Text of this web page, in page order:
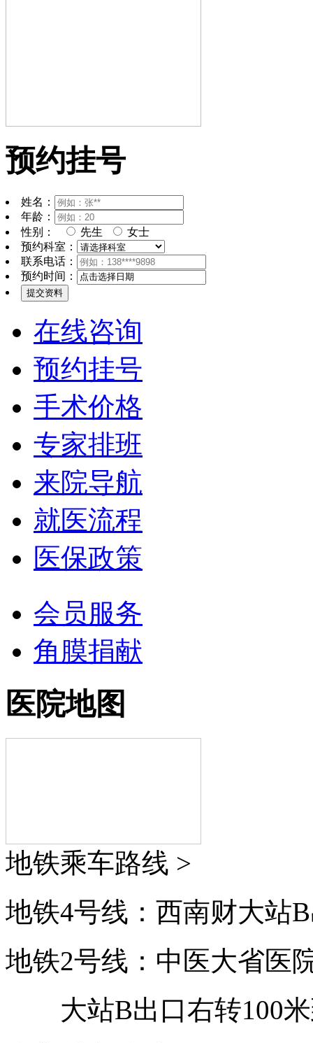
预约挂号
姓名：
年龄：
性别：
先生
女士
预约科室：
联系电话：
预约时间：
在线咨询
预约挂号
手术价格
专家排班
来院导航
就医流程
医保政策
会员服务
角膜捐献
医院地图
地铁乘车路线 >
地铁4号线：西南财大站
地铁2号线：中医大省医
大站B出口右转100